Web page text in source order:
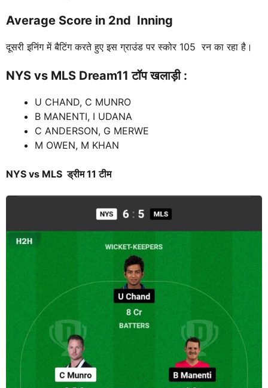
Average Score in 2nd Inning
दूसरी इनिंग में बैटिंग करते हुए इस ग्राउंड पर स्कोर 105 रन का रहा है।
NYS vs MLS Dream11 टॉप खलाड़ी :
U CHAND, C MUNRO
B MANENTI, I UDANA
C ANDERSON, G MERWE
M OWEN, M KHAN
NYS vs MLSड्रीम 11 टीम